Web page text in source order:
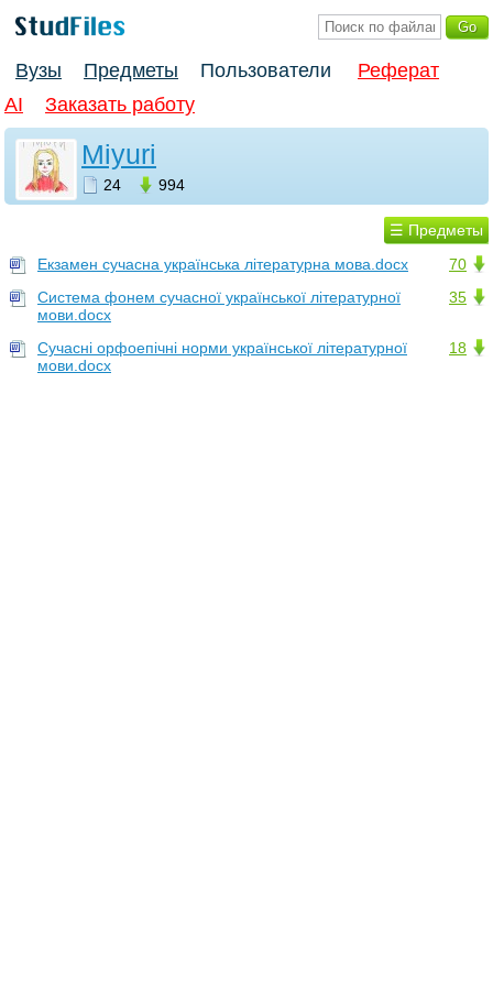
Вузы Предметы Пользователи
Реферат
AI
Заказать работу
Miyuri
24 994
☰ Предметы
70
Екзамен сучасна українська літературна мова.docx
35
Система фонем сучасної української літературної
мови.docx
18
Сучасні орфоепічні норми української літературної
мови.docx